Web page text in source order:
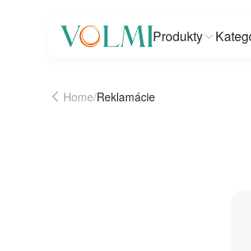
Produkty
Home/Reklamácie